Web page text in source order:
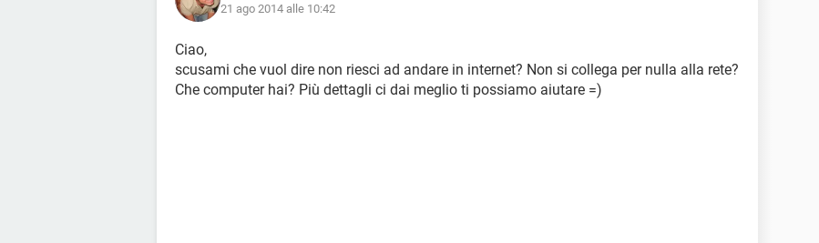
21 ago 2014 alle 10:42
Ciao,
scusami che vuol dire non riesci ad andare in internet? Non si collega per nulla alla rete?
Che computer hai? Più dettagli ci dai meglio ti possiamo aiutare =)